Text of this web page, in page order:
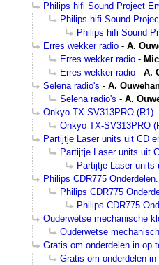
Philips hifi Sound Project
Philips hifi Sound
Philips hifi Sound
Erres wekker radio - A.
Erres wekker radio -
Erres wekker radio - A.
Selena radio's - A.
Selena radio's - A.
Onkyo TX-SV313PRO (R1) -
Onkyo TX-SV313PRO
Partijtje Laser units uit CD
Partijtje Laser units uit
Partijtje Laser units
Philips CDR775 Onderdelen.
Philips CDR775
Philips CDR775
Ouderwetse mechanische
Ouderwetse
Gratis om onderdelen in op
Gratis om onderdelen in